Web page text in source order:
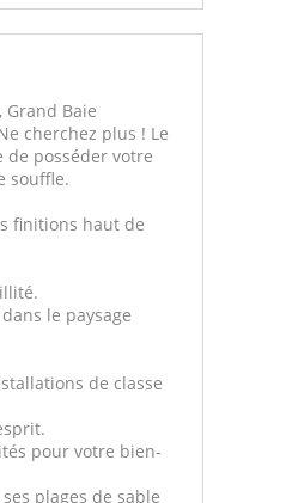
Baie
cherchez plus ! Le
posséder votre
souffle.
finitions haut de
le paysage
de classe
pour votre bien-
plages de sable